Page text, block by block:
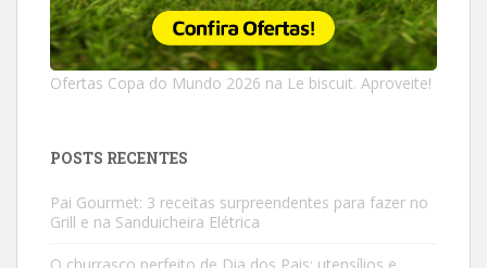
Ofertas Copa do Mundo 2026 na Le biscuit. Aproveite!
POSTS RECENTES
Pai Gourmet: 3 receitas surpreendentes para fazer no
Grill e na Sanduicheira Elétrica